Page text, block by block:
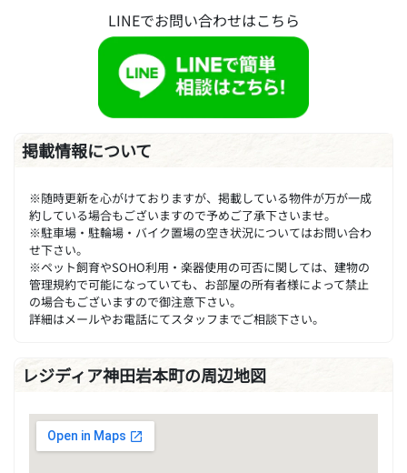
LINEでお問い合わせはこちら
掲載情報について
※随時更新を心がけておりますが、掲載している物件が万が一成
約している場合もございますので予めご了承下さいませ。
※駐車場・駐輪場・バイク置場の空き状況についてはお問い合わ
せ下さい。
※ペット飼育やSOHO利用・楽器使用の可否に関しては、建物の
管理規約で可能になっていても、お部屋の所有者様によって禁止
の場合もございますので御注意下さい。
詳細はメールやお電話にてスタッフまでご相談下さい。
レジディア神田岩本町の周辺地図